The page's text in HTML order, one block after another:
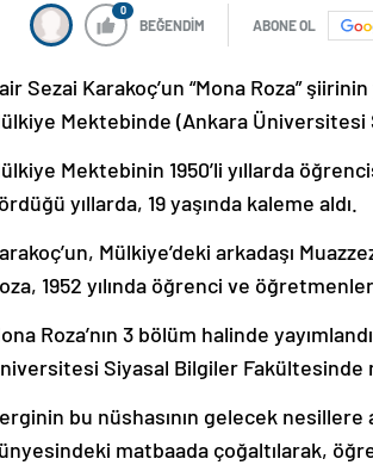
0
BEĞENDİM ABONE OL
Sezai Karakoç’un “Mona Roza”
Mektebinde (Ankara Üniversitesi
Mektebinin 1950’li yıllarda
yıllarda, 19 yaşında kaleme aldı.
Mülkiye’deki arkadaşı
1952 yılında öğrenci ve
Roza’nın 3 bölüm halinde
Siyasal Bilgiler Fakültesinde
bu nüshasının gelecek
matbaada çoğaltılarak,